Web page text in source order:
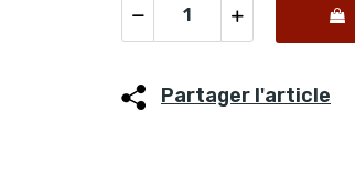
Partager l'article